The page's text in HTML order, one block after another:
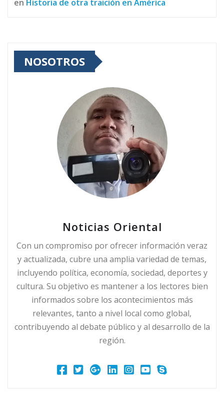
en Historia de otra traición en América
NOSOTROS
Noticias Oriental
Con un compromiso por ofrecer información veraz
y actualizada, cubre una amplia variedad de temas,
incluyendo política, economía, sociedad, deportes y
cultura. Su objetivo es mantener a los lectores bien
informados sobre los acontecimientos más
relevantes, tanto a nivel local como global,
contribuyendo al debate público y al desarrollo de la
región.